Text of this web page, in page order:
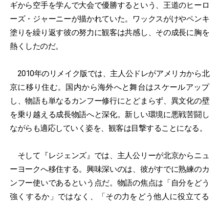
ギから空手を学んで大会で優勝するという、王道のヒーロ
ーズ・ジャーニーが描かれていた。ワックスがけやペンキ
塗りを繰り返す彼の努力に観客は共感し、その成長に胸を
熱くしたのだ。
2010年のリメイク版では、主人公ドレがアメリカから北
京に移り住む。国内から海外へと舞台はスケールアップ
し、物語も単なるカンフー修行にとどまらず、異文化の壁
を乗り越える成長物語へと深化。新しい環境に悪戦苦闘し
ながらも適応していく姿を、観客は目撃することになる。
そして『レジェンズ』では、主人公リーが北京からニュ
ーヨークへ移住する。興味深いのは、彼がすでに熟練のカ
ンフー使いであるという点だ。物語の焦点は「自分をどう
強くするか」ではなく、「その力をどう他人に役立てる